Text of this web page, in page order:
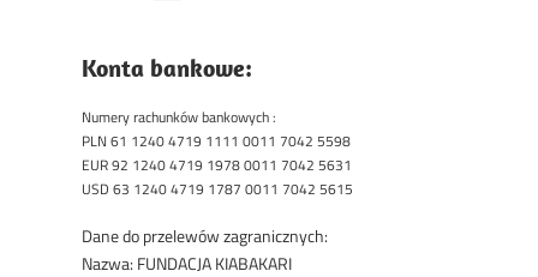
Konta bankowe:
Numery rachunków bankowych :
PLN 61 1240 4719 1111 0011 7042 5598
EUR 92 1240 4719 1978 0011 7042 5631
USD 63 1240 4719 1787 0011 7042 5615
Dane do przelewów zagranicznych:
Nazwa: FUNDACJA KIABAKARI